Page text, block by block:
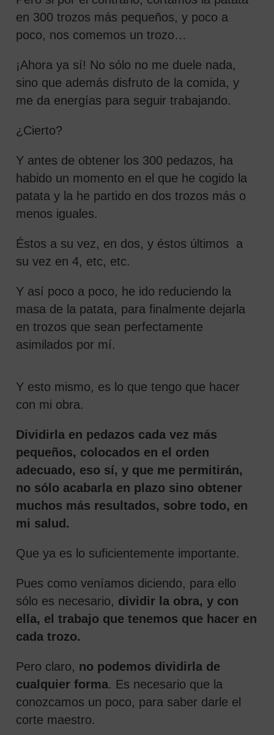
en 300 trozos más pequeños, y poco a
poco, nos comemos un trozo…
¡Ahora ya sí! No sólo no me duele nada,
sino que además disfruto de la comida, y
me da energías para seguir trabajando.
¿Cierto?
Y antes de obtener los 300 pedazos, ha
habido un momento en el que he cogido la
patata y la he partido en dos trozos más o
menos iguales.
Éstos a su vez, en dos, y éstos últimos a
su vez en 4, etc, etc.
Y así poco a poco, he ido reduciendo la
masa de la patata, para finalmente dejarla
en trozos que sean perfectamente
asimilados por mí.
Y esto mismo, es lo que tengo que hacer
con mi obra.
Dividirla en pedazos cada vez más
pequeños, colocados en el orden
adecuado, eso sí, y que me permitirán,
no sólo acabarla en plazo sino obtener
muchos más resultados, sobre todo, en
mi salud.
Que ya es lo suficientemente importante.
Pues como veníamos diciendo, para ello
sólo es necesario, dividir la obra, y con
ella, el trabajo que tenemos que hacer en
cada trozo.
Pero claro, no podemos dividirla de
cualquier forma. Es necesario que la
conozcamos un poco, para saber darle el
corte maestro.